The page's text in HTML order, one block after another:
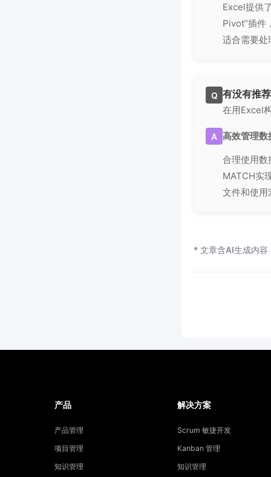
Excel提供
Pivot”插件
适合需要处
Q 有没有推
在用Excel
A 高效管理
合理使用数
MATCH实
文件和使用
* 文章含AI生成内容
产品
产品管理
项目管理
知识管理
解决方案
Scrum 敏捷开发
Kanban 管理
知识管理